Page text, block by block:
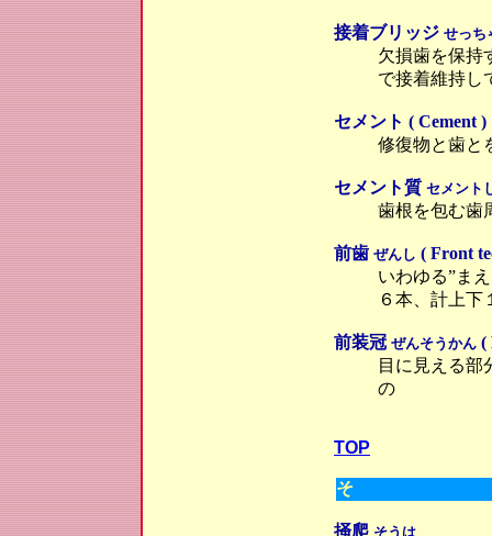
接着ブリッジ せっち
欠損歯を保持
で接着維持し
セメント ( Cement )
修復物と歯と
セメント質 セメント
歯根を包む歯
前歯 ぜんし ( Front
いわゆる”ま
６本、計上下
前装冠 ぜんそうかん (
目に見える部
の
TOP
そ
掻爬 そうは